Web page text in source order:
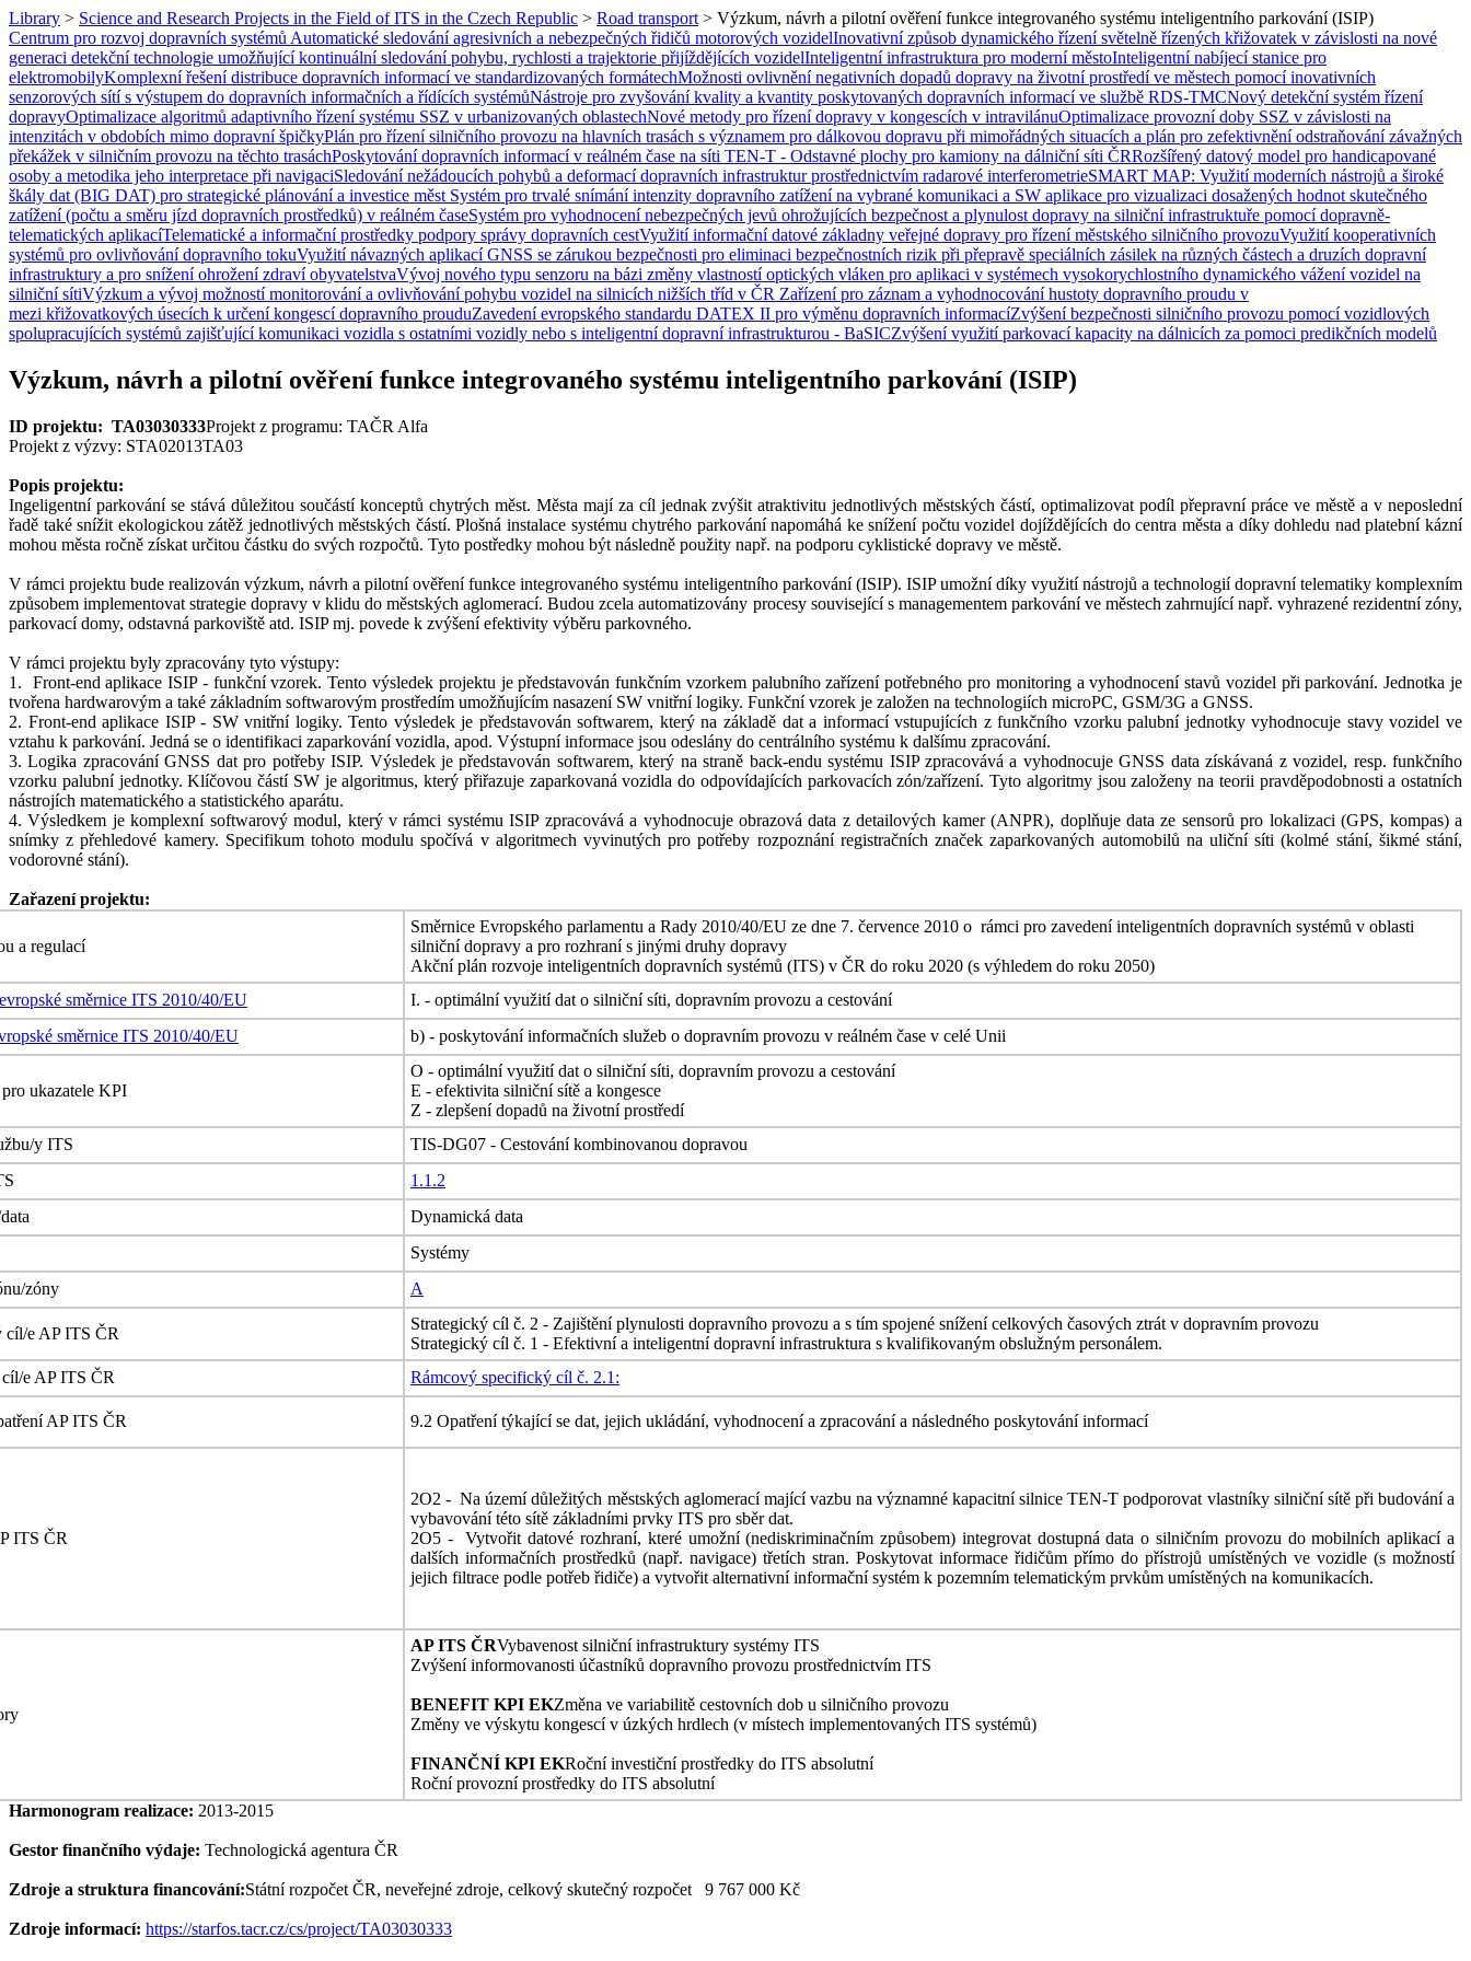
Library > Science and Research Projects in the Field of ITS in the Czech Republic > Road transport > Výzkum, návrh a pilotní ověření funkce integrovaného systému inteligentního parkování (ISIP)
Centrum pro rozvoj dopravních systémů Automatické sledování agresivních a nebezpečných řidičů motorových vozidelInovativní způsob dynamického řízení světelně řízených křižovatek v závislosti na nové
generaci detekční technologie umožňující kontinuální sledování pohybu, rychlosti a trajektorie přijíždějících vozidelInteligentní infrastruktura pro moderní městoInteligentní nabíjecí stanice pro
elektromobilyKomplexní řešení distribuce dopravních informací ve standardizovaných formátechMožnosti ovlivnění negativních dopadů dopravy na životní prostředí ve městech pomocí inovativních
senzorových sítí s výstupem do dopravních informačních a řídících systémůNástroje pro zvyšování kvality a kvantity poskytovaných dopravních informací ve službě RDS-TMCNový detekční systém řízení
dopravyOptimalizace algoritmů adaptivního řízení systému SSZ v urbanizovaných oblastechNové metody pro řízení dopravy v kongescích v intravilánuOptimalizace provozní doby SSZ v závislosti na
intenzitách v obdobích mimo dopravní špičkyPlán pro řízení silničního provozu na hlavních trasách s významem pro dálkovou dopravu při mimořádných situacích a plán pro zefektivnění odstraňování závažných
překážek v silničním provozu na těchto trasáchPoskytování dopravních informací v reálném čase na síti TEN-T - Odstavné plochy pro kamiony na dálniční síti ČRRozšířený datový model pro handicapované
osoby a metodika jeho interpretace při navigaciSledování nežádoucích pohybů a deformací dopravních infrastruktur prostřednictvím radarové interferometrieSMART MAP: Využití moderních nástrojů a široké
škály dat (BIG DAT) pro strategické plánování a investice měst Systém pro trvalé snímání intenzity dopravního zatížení na vybrané komunikaci a SW aplikace pro vizualizaci dosažených hodnot skutečného
zatížení (počtu a směru jízd dopravních prostředků) v reálném časeSystém pro vyhodnocení nebezpečných jevů ohrožujících bezpečnost a plynulost dopravy na silniční infrastruktuře pomocí dopravně-
telematických aplikacíTelematické a informační prostředky podpory správy dopravních cestVyužití informační datové základny veřejné dopravy pro řízení městského silničního provozuVyužití kooperativních
systémů pro ovlivňování dopravního tokuVyužití návazných aplikací GNSS se zárukou bezpečnosti pro eliminaci bezpečnostních rizik při přepravě speciálních zásilek na různých částech a druzích dopravní
infrastruktury a pro snížení ohrožení zdraví obyvatelstvaVývoj nového typu senzoru na bázi změny vlastností optických vláken pro aplikaci v systémech vysokorychlostního dynamického vážení vozidel na
silniční sítiVýzkum a vývoj možností monitorování a ovlivňování pohybu vozidel na silnicích nižších tříd v ČR Zařízení pro záznam a vyhodnocování hustoty dopravního proudu v
mezi křižovatkových úsecích k určení kongescí dopravního prouduZavedení evropského standardu DATEX II pro výměnu dopravních informacíZvýšení bezpečnosti silničního provozu pomocí vozidlových
spolupracujících systémů zajišťující komunikaci vozidla s ostatními vozidly nebo s inteligentní dopravní infrastrukturou - BaSICZvýšení využití parkovací kapacity na dálnicích za pomoci predikčních modelů
Výzkum, návrh a pilotní ověření funkce integrovaného systému inteligentního parkování (ISIP)
ID projektu: TA03030333Projekt z programu: TAČR Alfa
Projekt z výzvy: STA02013TA03
Popis projektu:
Ingeligentní parkování se stává důležitou součástí konceptů chytrých měst. Města mají za cíl jednak zvýšit atraktivitu jednotlivých městských částí, optimalizovat podíl přepravní práce ve městě a v neposlední
řadě také snížit ekologickou zátěž jednotlivých městských částí. Plošná instalace systému chytrého parkování napomáhá ke snížení počtu vozidel dojíždějících do centra města a díky dohledu nad platební kázní
mohou města ročně získat určitou částku do svých rozpočtů. Tyto postředky mohou být následně použity např. na podporu cyklistické dopravy ve městě.
V rámci projektu bude realizován výzkum, návrh a pilotní ověření funkce integrovaného systému inteligentního parkování (ISIP). ISIP umožní díky využití nástrojů a technologií dopravní telematiky komplexním
způsobem implementovat strategie dopravy v klidu do městských aglomerací. Budou zcela automatizovány procesy související s managementem parkování ve městech zahrnující např. vyhrazené rezidentní zóny,
parkovací domy, odstavná parkoviště atd. ISIP mj. povede k zvýšení efektivity výběru parkovného.
V rámci projektu byly zpracovány tyto výstupy:
1. Front-end aplikace ISIP - funkční vzorek. Tento výsledek projektu je představován funkčním vzorkem palubního zařízení potřebného pro monitoring a vyhodnocení stavů vozidel při parkování. Jednotka je
tvořena hardwarovým a také základním softwarovým prostředím umožňujícím nasazení SW vnitřní logiky. Funkční vzorek je založen na technologiích microPC, GSM/3G a GNSS.
2. Front-end aplikace ISIP - SW vnitřní logiky. Tento výsledek je představován softwarem, který na základě dat a informací vstupujících z funkčního vzorku palubní jednotky vyhodnocuje stavy vozidel ve
vztahu k parkování. Jedná se o identifikaci zaparkování vozidla, apod. Výstupní informace jsou odeslány do centrálního systému k dalšímu zpracování.
3. Logika zpracování GNSS dat pro potřeby ISIP. Výsledek je představován softwarem, který na straně back-endu systému ISIP zpracovává a vyhodnocuje GNSS data získávaná z vozidel, resp. funkčního
vzorku palubní jednotky. Klíčovou částí SW je algoritmus, který přiřazuje zaparkovaná vozidla do odpovídajících parkovacích zón/zařízení. Tyto algoritmy jsou založeny na teorii pravděpodobnosti a ostatních
nástrojích matematického a statistického aparátu.
4. Výsledkem je komplexní softwarový modul, který v rámci systému ISIP zpracovává a vyhodnocuje obrazová data z detailových kamer (ANPR), doplňuje data ze sensorů pro lokalizaci (GPS, kompas) a
snímky z přehledové kamery. Specifikum tohoto modulu spočívá v algoritmech vyvinutých pro potřeby rozpoznání registračních značek zaparkovaných automobilů na uliční síti (kolmé stání, šikmé stání,
vodorovné stání).
Zařazení projektu:
a regulací
Směrnice Evropského parlamentu a Rady 2010/40/EU ze dne 7. července 2010 o rámci pro zavedení inteligentních dopravních systémů v oblasti
silniční dopravy a pro rozhraní s jinými druhy dopravy
Akční plán rozvoje inteligentních dopravních systémů (ITS) v ČR do roku 2020 (s výhledem do roku 2050)
evropské směrnice ITS 2010/40/EU
I. - optimální využití dat o silniční síti, dopravním provozu a cestování
směrnice ITS 2010/40/EU
b) - poskytování informačních služeb o dopravním provozu v reálném čase v celé Unii
ukazatele KPI
O - optimální využití dat o silniční síti, dopravním provozu a cestování
E - efektivita silniční sítě a kongesce
Z - zlepšení dopadů na životní prostředí
y ITS
TIS-DG07 - Cestování kombinovanou dopravou
1.1.2
Dynamická data
Systémy
zóny
A
cíl/e AP ITS ČR
Strategický cíl č. 2 - Zajištění plynulosti dopravního provozu a s tím spojené snížení celkových časových ztrát v dopravním provozu
Strategický cíl č. 1 - Efektivní a inteligentní dopravní infrastruktura s kvalifikovaným obslužným personálem.
e AP ITS ČR
Rámcový specifický cíl č. 2.1:
AP ITS ČR 9.2 Opatření týkající se dat, jejich ukládání, vyhodnocení a zpracování a následného poskytování informací
ITS ČR
2O2 - Na území důležitých městských aglomerací mající vazbu na významné kapacitní silnice TEN-T podporovat vlastníky silniční sítě při budování a
vybavování této sítě základními prvky ITS pro sběr dat.
2O5 - Vytvořit datové rozhraní, které umožní (nediskriminačním způsobem) integrovat dostupná data o silničním provozu do mobilních aplikací a
dalších informačních prostředků (např. navigace) třetích stran. Poskytovat informace řidičům přímo do přístrojů umístěných ve vozidle (s možností
jejich filtrace podle potřeb řidiče) a vytvořit alternativní informační systém k pozemním telematickým prvkům umístěných na komunikacích.
AP ITS ČRVybavenost silniční infrastruktury systémy ITS
Zvýšení informovanosti účastníků dopravního provozu prostřednictvím ITS
BENEFIT KPI EKZměna ve variabilitě cestovních dob u silničního provozu
Změny ve výskytu kongescí v úzkých hrdlech (v místech implementovaných ITS systémů)
FINANČNÍ KPI EKRoční investiční prostředky do ITS absolutní
Roční provozní prostředky do ITS absolutní
Harmonogram realizace: 2013-2015
Gestor finančního výdaje: Technologická agentura ČR
Zdroje a struktura financování:Státní rozpočet ČR, neveřejné zdroje, celkový skutečný rozpočet 9 767 000 Kč
Zdroje informací: https://starfos.tacr.cz/cs/project/TA03030333